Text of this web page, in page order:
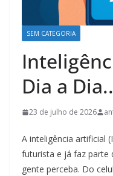
SEM CATEGORIA
Dia a Dia..
23 de julho de 2026
A inteligência artificial
futurista e já faz parte
gente perceba. Do